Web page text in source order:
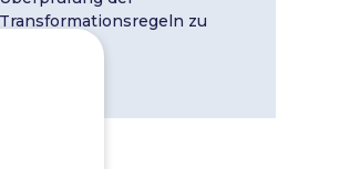
Transformationsregeln zu